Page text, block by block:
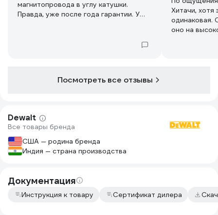
магнитопровода в углу катушки.
Правда, уже после года гарантии. У
Работает уже 2 года. Редуктор очень
а может полететь в аккурат к концу
Хитачи, хотя
одинаковая.
оно на
Посмотреть все отзывы
Dewalt
Все товары бренда
США — родина бренда
Индия — страна производства
Документация
Инструкция к товару Сертификат дилера